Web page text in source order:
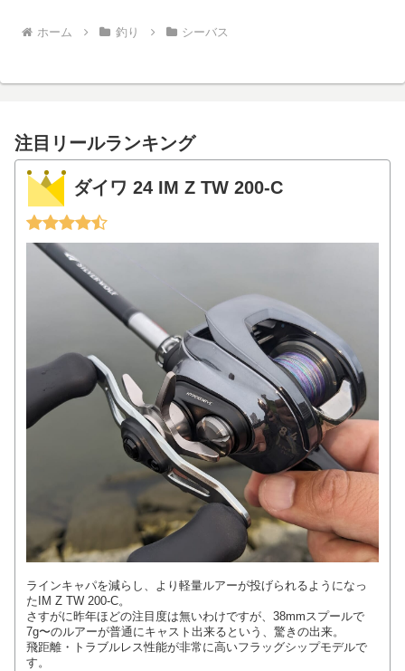
ホーム 釣り シーバス
注目リールランキング
ダイワ 24 IM Z TW 200-C
ラインキャパを減らし、より軽量ルアーが投げられるようになっ
たIM Z TW 200-C。
さすがに昨年ほどの注目度は無いわけですが、38mmスプールで
7g〜のルアーが普通にキャスト出来るという、驚きの出来。
飛距離・トラブルレス性能が非常に高いフラッグシップモデルで
す。